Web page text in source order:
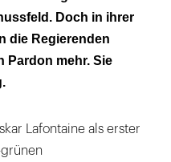
Doch in ihrer
die Regierenden
Pardon mehr. Sie
Lafontaine als erster